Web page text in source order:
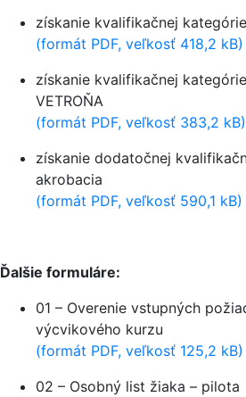
získanie kvalifikačnej
(formát PDF, veľkosť 418,2 kB)
získanie kvalifikačnej
VETROŇA
(formát PDF, veľkosť 383,2 kB)
získanie dodatočnej
akrobacia
(formát PDF, veľkosť 590,1 kB)
Ďalšie formuláre:
01 – Overenie vstupných
výcvikového kurzu
(formát PDF, veľkosť 125,2 kB)
02 – Osobný list žiaka – pilota